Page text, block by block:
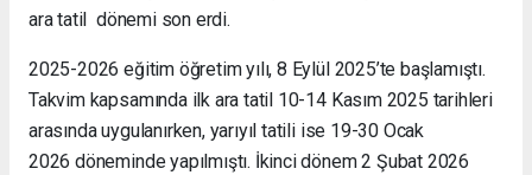
ara tatil dönemi son erdi.
2025-2026 eğitim öğretim yılı, 8 Eylül 2025’te başlamıştı.
Takvim kapsamında ilk ara tatil 10-14 Kasım 2025 tarihleri
arasında uygulanırken, yarıyıl tatili ise 19-30 Ocak
2026 döneminde yapılmıştı. İkinci dönem 2 Şubat 2026